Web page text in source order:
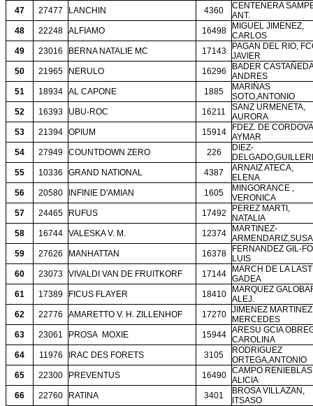
47
27477 LANCHIN 4360
CENTENERA
ANT.
48
22248 ALFIAMO 16498
MIGUEL JIMENEZ,
CARLOS
49
23016 BERNA NATALIE MC 17143
PAGAN DEL RIO,
JAVIER
50
21965 NERULO 16296
BADER
ANDRES
51
18934 AL CAPONE 1885
MARIÑAS
SOTO,ANTONIO
52
16393 UBU-ROC 16211
SANZ URMENETA,
AURORA
53
21394 OPIUM 15914
FDEZ. DE
AYMAR
54
27949 COUNTDOWN ZERO 226
DIEZ-
55
10336 GRAND NATIONAL 4387
ARNAIZ ATECA,
ELENA
56
20580 INFINIE D'AMIAN 1605
MINGORANCE ,
VERONICA
57
24465 RUFUS 17492
PEREZ MARTI,
NATALIA
58
16744 VALESKA V. M. 12374
MARTINEZ-
59
27626 MANHATTAN 16378
FERNANDEZ GIL-
LUIS
60
23073 VIVALDI VAN DE FRUITKORF 17144
MARCH DE LA
GADEA
61
17389 FICUS FLAYER 18410
MARQUEZ
ALEJ.
62
22776 AMARETTO V. H. ZILLENHOF 17270
JIMENEZ
MERCEDES
63
23061 PROSA MOXIE 15944
ARESU GCIA
CAROLINA
64
11976 IRAC DES FORETS 3105
RODRIGUEZ
ORTEGA,ANTONIO
65
22300 PREVENTUS 16490
CAMPO
ALICIA
66
22760 RATINA 3401
BROSA VILLAZAN,
ITSASO